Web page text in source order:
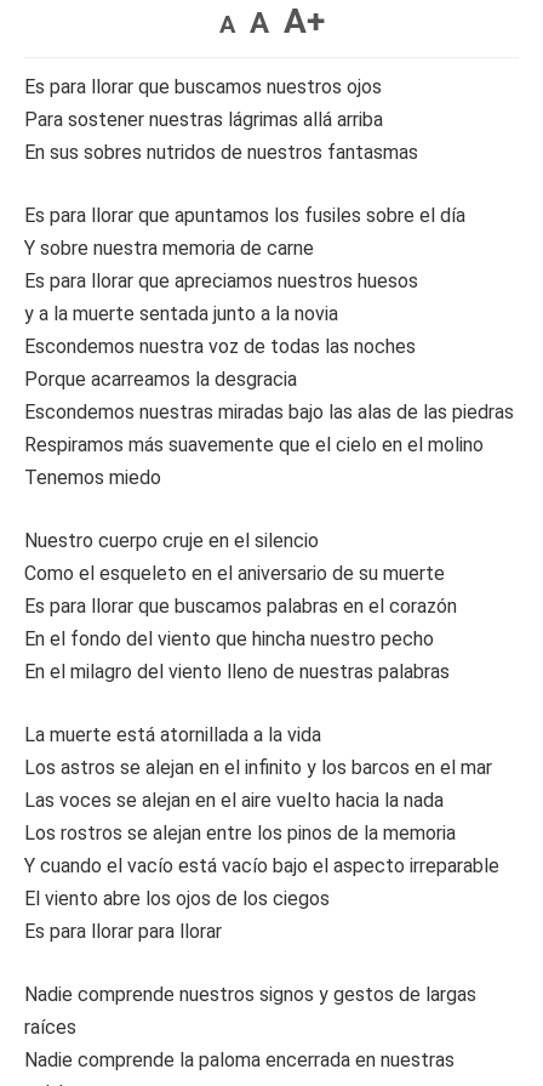
A A A+
Es para llorar que buscamos nuestros ojos
Para sostener nuestras lágrimas allá arriba
En sus sobres nutridos de nuestros fantasmas
Es para llorar que apuntamos los fusiles sobre el día
Y sobre nuestra memoria de carne
Es para llorar que apreciamos nuestros huesos
y a la muerte sentada junto a la novia
Escondemos nuestra voz de todas las noches
Porque acarreamos la desgracia
Escondemos nuestras miradas bajo las alas de las piedras
Respiramos más suavemente que el cielo en el molino
Tenemos miedo
Nuestro cuerpo cruje en el silencio
Como el esqueleto en el aniversario de su muerte
Es para llorar que buscamos palabras en el corazón
En el fondo del viento que hincha nuestro pecho
En el milagro del viento lleno de nuestras palabras
La muerte está atornillada a la vida
Los astros se alejan en el infinito y los barcos en el mar
Las voces se alejan en el aire vuelto hacia la nada
Los rostros se alejan entre los pinos de la memoria
Y cuando el vacío está vacío bajo el aspecto irreparable
El viento abre los ojos de los ciegos
Es para llorar para llorar
Nadie comprende nuestros signos y gestos de largas
raíces
Nadie comprende la paloma encerrada en nuestras